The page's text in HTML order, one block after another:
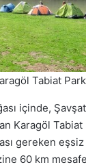
Tabiat
içinde,
Karagöl Tabiat
gereken
60 km